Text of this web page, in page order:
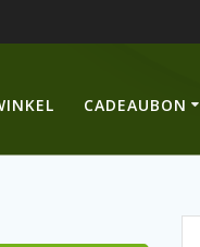
CADEAUBON